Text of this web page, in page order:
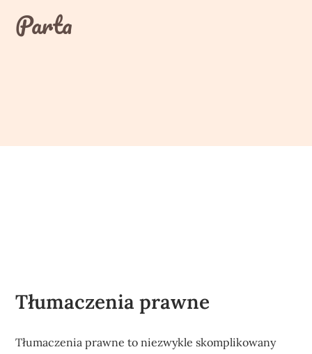
contentParta
Tłumaczenia prawne
Tłumaczenia prawne to niezwykle skomplikowany